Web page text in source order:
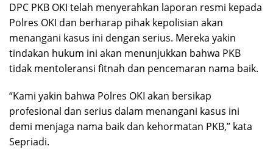
DPC PKB OKI telah menyerahkan laporan resmi kepada
Polres OKI dan berharap pihak kepolisian akan
menangani kasus ini dengan serius. Mereka yakin
tindakan hukum ini akan menunjukkan bahwa PKB
tidak mentoleransi fitnah dan pencemaran nama baik.
“Kami yakin bahwa Polres OKI akan bersikap
profesional dan serius dalam menangani kasus ini
demi menjaga nama baik dan kehormatan PKB,” kata
Sepriadi.